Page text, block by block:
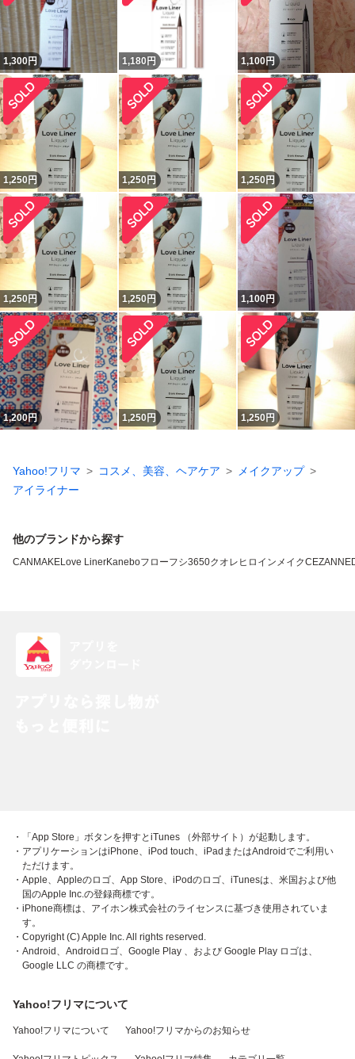
1,300円 1,180 円 1,100円
1,250 円 1,250 円 1,250 円
1,250 円 1,250 円 1,100円
1,200円 1,250 円 1,250円
Yahoo!フリマ コスメ、美容、ヘアケア
メイクアップ
アイライナー
他のブランドから探す
CANMAKELove LinerKaneboフローフシ3650クオレ ヒロインメイクCEZANNE
・「App Store」ボタンを押すとiTunes （外部サイト）が起動します。
・アプリケーションはiPhone、iPod touch、iPadまたはAndroidでご利用い
ただけます。
・Apple、Appleのロゴ、App Store、iPodのロゴ、iTunesは、米国および他
国のApple Inc.の登録商標です。
・iPhone商標は、アイホン株式会社のライセンスに基づき使用されていま
す。
・Copyright (C) Apple Inc. All rights reserved.
・Android、Androidロゴ、Google Play 、および Google Play ロゴは、
Google LLC の商標です。
Yahoo!フリマについて
Yahoo!フリマについて Yahoo!フリマからのお知らせ